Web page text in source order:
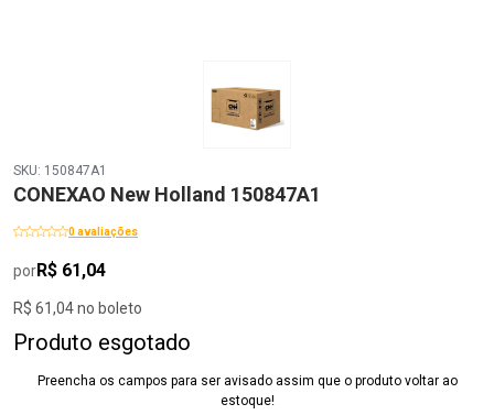
SKU: 150847A1
CONEXAO New Holland 150847A1
0 avaliações
porR$ 61,04
R$ 61,04 no boleto
Produto esgotado
Preencha os campos para ser avisado assim que o produto voltar ao
estoque!